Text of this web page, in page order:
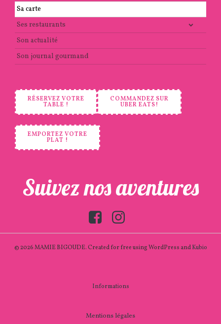
Sa carte
Ses restaurants
Son actualité
Son journal gourmand
RÉSERVEZ VOTRE
TABLE !
COMMANDEZ SUR
UBER EATS!
EMPORTEZ VOTRE
PLAT !
Suivez nos aventures
© 2026 MAMIE BIGOUDE. Created for free using WordPress andKubio
Informations
Mentions légales